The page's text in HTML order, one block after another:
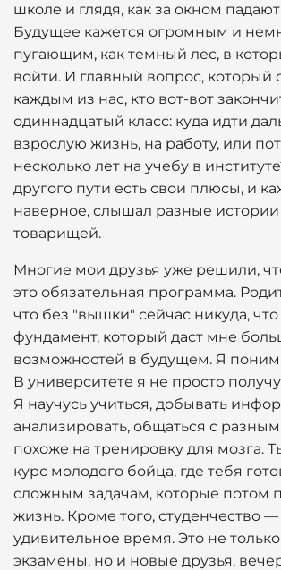
школе и глядя, как за окном падают
Будущее кажется огромным и
пугающим, как темный лес, в
войти. И главный вопрос, который
каждым из нас, кто вот-вот
одиннадцатый класс: куда идти
взрослую жизнь, на работу, или
несколько лет на учебу в
другого пути есть свои плюсы, и
наверное, слышал разные истории
товарищей.
Многие мои друзья уже решили,
это обязательная программа.
что без "вышки" сейчас никуда, что
фундамент, который даст мне
возможностей в будущем. Я
В университете я не просто
Я научусь учиться, добывать
анализировать, общаться с
похоже на тренировку для мозга.
курс молодого бойца, где тебя
сложным задачам, которые потом
жизнь. Кроме того, студенчество —
удивительное время. Это не
экзамены, но и новые друзья,